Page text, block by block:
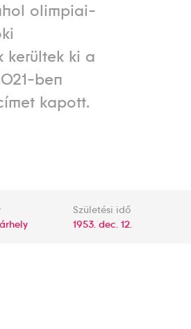
olimpiai-
kerültek ki a
ben
kapott.
Születési idő
1953. dec. 12.